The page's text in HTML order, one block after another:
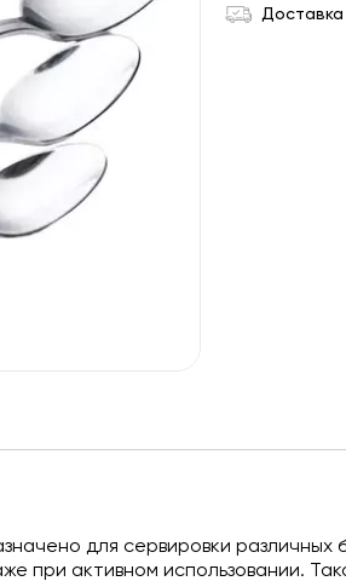
для сервировки
при активном использовании.